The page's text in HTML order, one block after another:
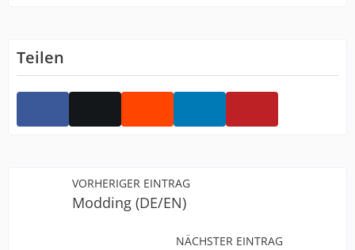
Teilen
VORHERIGER EINTRAG
Modding (DE/EN)
NÄCHSTER EINTRAG